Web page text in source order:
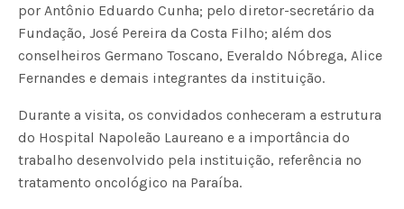
por Antônio Eduardo Cunha; pelo diretor-secretário da
Fundação, José Pereira da Costa Filho; além dos
conselheiros Germano Toscano, Everaldo Nóbrega, Alice
Fernandes e demais integrantes da instituição.
Durante a visita, os convidados conheceram a estrutura
do Hospital Napoleão Laureano e a importância do
trabalho desenvolvido pela instituição, referência no
tratamento oncológico na Paraíba.